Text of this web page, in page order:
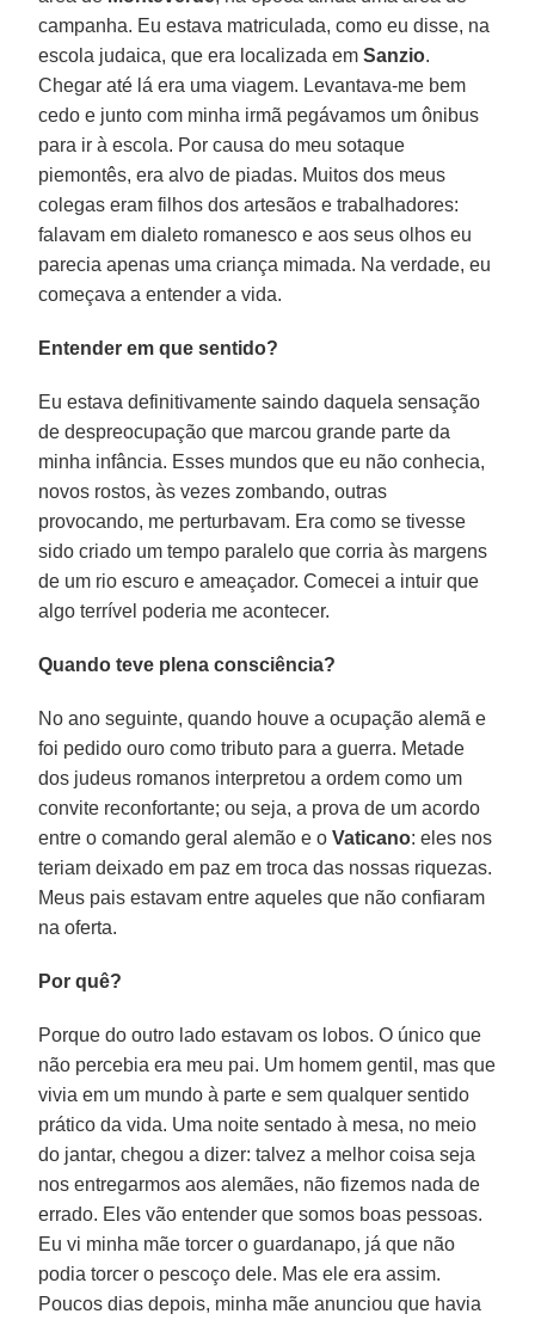
campanha. Eu estava matriculada, como eu disse, na
escola judaica, que era localizada emSanzio.
Chegar até lá era uma viagem. Levantava-me bem
cedo e junto com minha irmã pegávamos um ônibus
para ir à escola. Por causa do meu sotaque
piemontês, era alvo de piadas. Muitos dos meus
colegas eram filhos dos artesãos e trabalhadores:
falavam em dialeto romanesco e aos seus olhos eu
parecia apenas uma criança mimada. Na verdade, eu
começava a entender a vida.
Entender em que sentido?
Eu estava definitivamente saindo daquela sensação
de despreocupação que marcou grande parte da
minha infância. Esses mundos que eu não conhecia,
novos rostos, às vezes zombando, outras
provocando, me perturbavam. Era como se tivesse
sido criado um tempo paralelo que corria às margens
de um rio escuro e ameaçador. Comecei a intuir que
algo terrível poderia me acontecer.
Quando teve plena consciência?
No ano seguinte, quando houve a ocupação alemã e
foi pedido ouro como tributo para a guerra. Metade
dos judeus romanos interpretou a ordem como um
convite reconfortante; ou seja, a prova de um acordo
entre o comando geral alemão e oVaticano: eles nos
teriam deixado em paz em troca das nossas riquezas.
Meus pais estavam entre aqueles que não confiaram
na oferta.
Por quê?
Porque do outro lado estavam os lobos. O único que
não percebia era meu pai. Um homem gentil, mas que
vivia em um mundo à parte e sem qualquer sentido
prático da vida. Uma noite sentado à mesa, no meio
do jantar, chegou a dizer: talvez a melhor coisa seja
nos entregarmos aos alemães, não fizemos nada de
errado. Eles vão entender que somos boas pessoas.
Eu vi minha mãe torcer o guardanapo, já que não
podia torcer o pescoço dele. Mas ele era assim.
Poucos dias depois, minha mãe anunciou que havia